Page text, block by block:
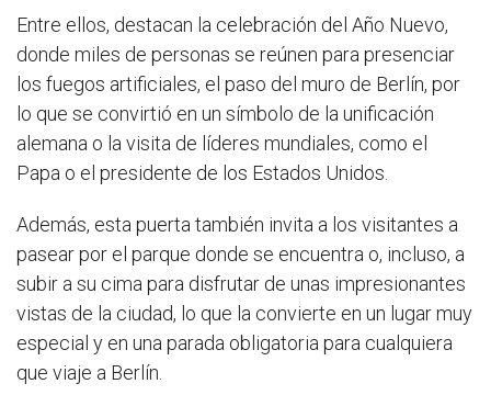
Entre ellos, destacan la celebración del Año Nuevo,
donde miles de personas se reúnen para presenciar
los fuegos artificiales, el paso del muro de Berlín, por
lo que se convirtió en un símbolo de la unificación
alemana o la visita de líderes mundiales, como el
Papa o el presidente de los Estados Unidos.
Además, esta puerta también invita a los visitantes a
pasear por el parque donde se encuentra o, incluso, a
subir a su cima para disfrutar de unas impresionantes
vistas de la ciudad, lo que la convierte en un lugar muy
especial y en una parada obligatoria para cualquiera
que viaje a Berlín.